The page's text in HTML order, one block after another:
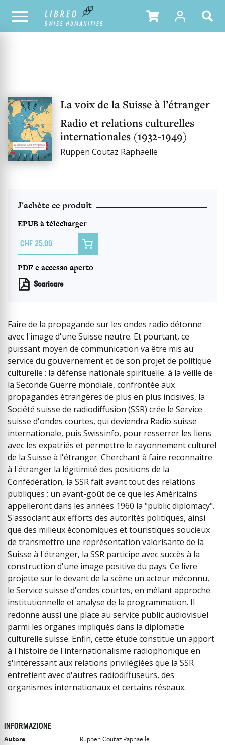
OUR CATALOGUE
La voix de la Suisse à l’étranger
Radio et relations culturelles
internationales (1932-1949)
Ruppen Coutaz Raphaëlle
J'achète ce produit
EPUB à télécharger
25.00 
PDF e accesso aperto
Scaricare
Faire de la propagande sur les ondes radio détonne
avec l'image d'une Suisse neutre. Et pourtant, ce
puissant moyen de communication va être mis au
service du gouvernement et de son projet de politique
culturelle : la défense nationale spirituelle. à la veille de
la Seconde Guerre mondiale, confrontée aux
propagandes étrangères de plus en plus incisives, la
Société suisse de radiodiffusion (SSR) crée le Service
suisse d'ondes courtes, qui deviendra Radio suisse
internationale, puis Swissinfo, pour resserrer les liens
avec les expatriés et permettre le rayonnement culturel
de la Suisse à l'étranger. Cherchant à faire reconnaître
à l'étranger la légitimité des positions de la
Confédération, la SSR fait avant tout des relations
publiques ; un avant-goût de ce que les Américains
appelleront dans les années 1960 la "public diplomacy".
S'associant aux efforts des autorités politiques, ainsi
que des milieux économiques et touristiques soucieux
de transmettre une représentation valorisante de la
Suisse à l'étranger, la SSR participe avec succès à la
construction d'une image positive du pays. Ce livre
projette sur le devant de la scène un acteur méconnu,
le Service suisse d'ondes courtes, en mêlant approche
institutionnelle et analyse de la programmation. Il
redonne aussi une place au service public audiovisuel
parmi les organes impliqués dans la diplomatie
culturelle suisse. Enfin, cette étude constitue un apport
à l'histoire de l'internationalisme radiophonique en
s'intéressant aux relations privilégiées que la SSR
entretient avec d'autres radiodiffuseurs, des
organismes internationaux et certains réseaux.
INFORMAZIONE
Autore
Ruppen Coutaz Raphaëlle